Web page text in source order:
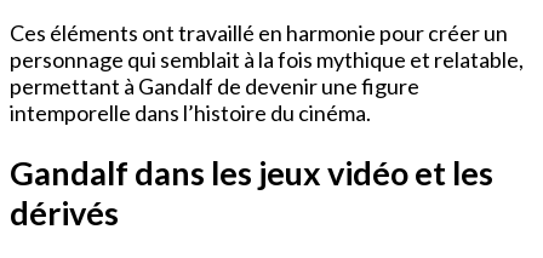
Ces éléments ont travaillé en harmonie pour créer un
personnage qui semblait à la fois mythique et relatable,
permettant à Gandalf de devenir une figure
intemporelle dans l’histoire du cinéma.
Gandalf dans les jeux vidéo et les
dérivés